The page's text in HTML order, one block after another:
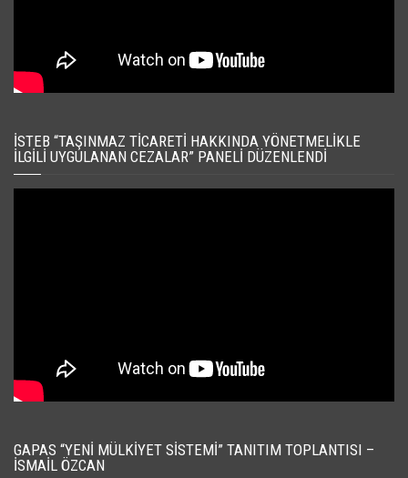
İSTEB “TAŞINMAZ TICARETI HAKKINDA YÖNETMELIKLE
İLGILI UYGULANAN CEZALAR” PANELI DÜZENLENDI
GAPAS “YENI MÜLKIYET SISTEMI” TANITIM TOPLANTISI –
İSMAIL ÖZCAN